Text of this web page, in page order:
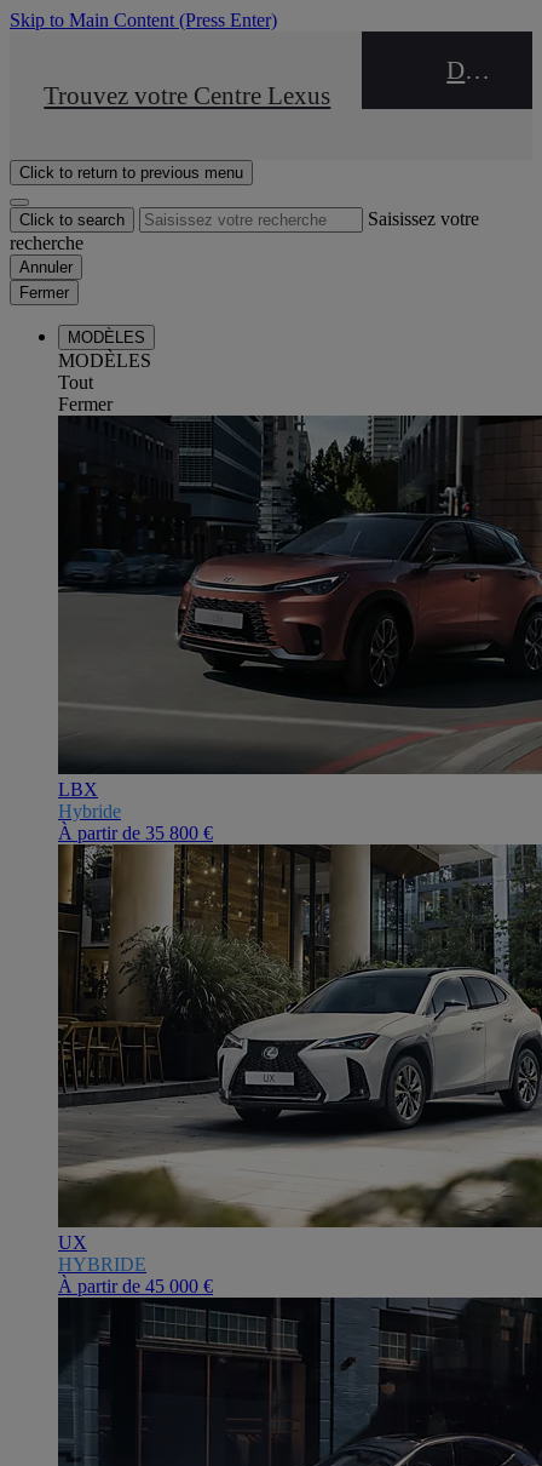
Skip to Main Content (Press Enter)
STOP DRIVE Takata
Trouvez votre Centre Lexus
DEALER NAME
Click to return to previous menu
Click to search
Saisissez votre
recherche
Annuler
Fermer
MODÈLES
MODÈLES
Tout
Fermer
LBX
Hybride
À partir de 35 800 €
UX
HYBRIDE
À partir de 45 000 €